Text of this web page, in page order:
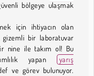
bölgeye ulaşmak
için ihtiyacın olan
bir laboratuvar
nine ile takım ol! Bu
yapan
yarış
ve görev bulunuyor.